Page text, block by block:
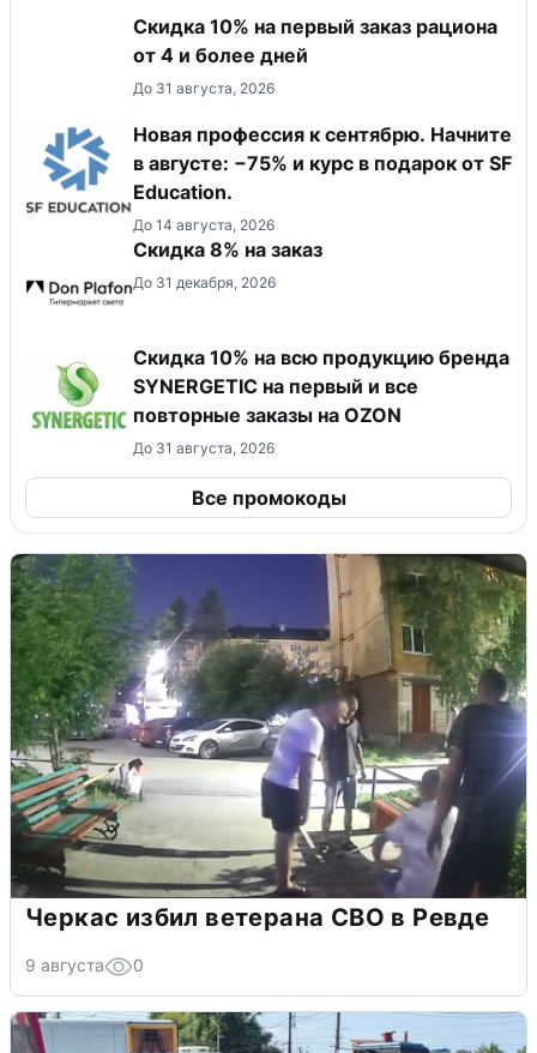
Скидка 10% на первый заказ рациона
от 4 и более дней
До 31 августа, 2026
Новая профессия к сентябрю. Начните
в августе: −75% и курс в подарок от SF
Education.
До 14 августа, 2026
Скидка 8% на заказ
До 31 декабря, 2026
Скидка 10% на всю продукцию бренда
SYNERGETIC на первый и все
повторные заказы на OZON
До 31 августа, 2026
Все промокоды
Черкас избил ветерана СВО в Ревде
9 августа 0